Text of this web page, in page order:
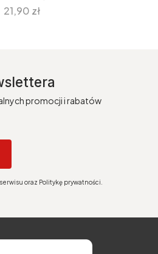
Cena
21,90 zł
promocji i rabatów
oraz Politykę prywatności.